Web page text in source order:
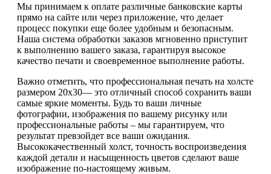
Мы принимаем к оплате различные банковские карты
прямо на сайте или через приложение, что делает
процесс покупки еще более удобным и безопасным.
Наша система обработки заказов мгновенно приступит
к выполнению вашего заказа, гарантируя высокое
качество печати и своевременное выполнение работы.
Важно отметить, что профессиональная печать на холсте
размером 20х30— это отличный способ сохранить ваши
самые яркие моменты. Будь то ваши личные
фотографии, изображения по вашему рисунку или
профессиональные работы – мы гарантируем, что
результат превзойдет все ваши ожидания.
Высококачественный холст, точность воспроизведения
каждой детали и насыщенность цветов сделают ваше
изображение по-настоящему живым.